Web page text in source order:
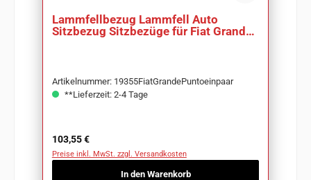
Lammfellbezug Lammfell Auto
Sitzbezug Sitzbezüge für Fiat Grande
Artikelnummer: 19355FiatGrandePuntoeinpaar
**Lieferzeit: 2-4 Tage
Regulärer Preis:
103,55 €
Preise inkl. MwSt. zzgl. Versandkosten
In den Warenkorb